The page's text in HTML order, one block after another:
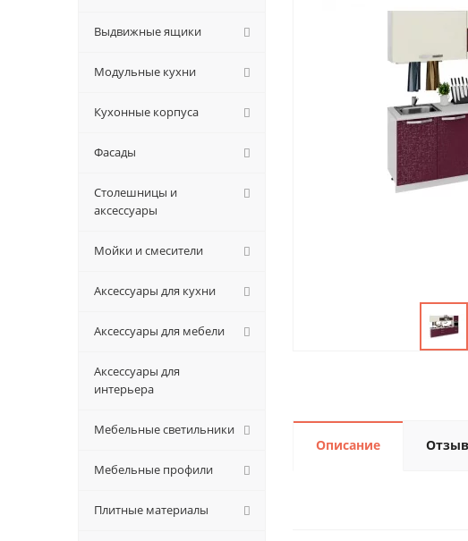
Описание
Выдвижные ящики
Модульные кухни
Кухонные корпуса
Фасады
Столешницы и
аксессуары
Мойки и смесители
Аксессуары для кухни
Аксессуары для мебели
Аксессуары для
интерьера
Мебельные светильники
Мебельные профили
Плитные материалы